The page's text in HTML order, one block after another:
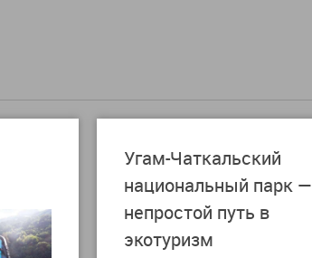
Угам-Чаткальский
национальный парк —
непростой путь в
экотуризм